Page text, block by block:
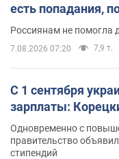
есть попадания,
Россиянам не помогла
7.08.2026 07:20 7,9 т.
С 1 сентября
зарплаты:
Одновременно с
правительство
стипендий